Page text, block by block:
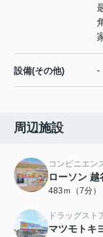
設備(その他) -
周辺施設
コンビニエン
ローソン
483ｍ（7分）
ドラッグスト
マツモトキ